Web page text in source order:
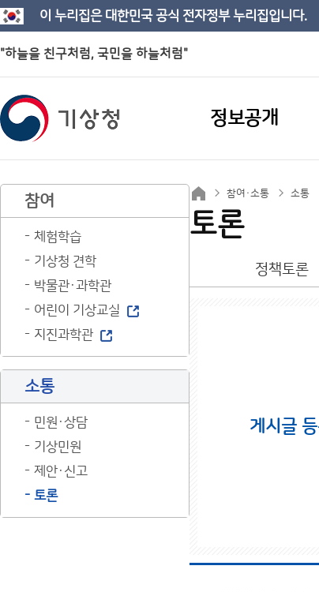
이 누리집은 대한민국 공식 전자정부 누리집입니다.
"하늘을 친구처럼, 국민을 하늘처럼"
정보공개
참여
체험학습
기상청 견학
박물관·과학관
어린이 기상교실
지진과학관
소통
민원·상담
기상민원
제안·신고
토론
참여·소통 소통
토론
정책토론
게시글